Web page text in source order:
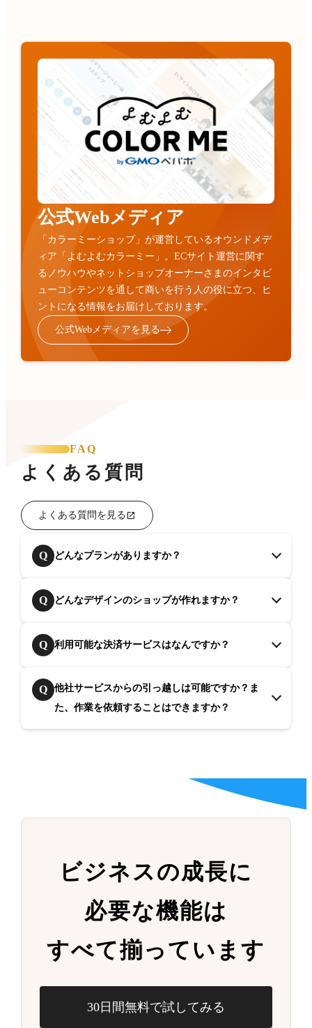
公式Webメディア
「カラーミーショップ」が運営しているオウンドメデ
ィア「よむよむカラーミー」。ECサイト運営に関す
るノウハウやネットショップオーナーさまのインタビ
ューコンテンツを通して商いを行う人の役に立つ、ヒ
ントになる情報をお届けしております。
公式Webメディアを見る
FAQ
よくある質問
よくある質問を見る
Q どんなプランがありますか？
Q どんなデザインのショップが作れますか？
Q 利用可能な決済サービスはなんですか？
Q
他社サービスからの引っ越しは可能ですか？ま
た、作業を依頼することはできますか？
ビジネスの成長に
必要な機能は
すべて揃っています
30日間無料で試してみる